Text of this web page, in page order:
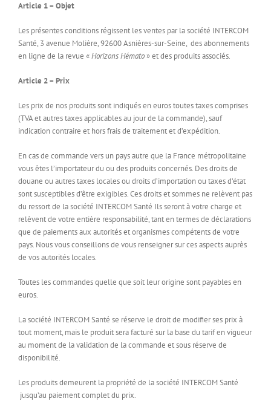
Article 1 – Objet
Les présentes conditions régissent les ventes par la société INTERCOM
Santé, 3 avenue Molière, 92600 Asnières-sur-Seine, des abonnements
en ligne de la revue «Horizons Hémato» et des produits associés.
Article 2 – Prix
Les prix de nos produits sont indiqués en euros toutes taxes comprises
(TVA et autres taxes applicables au jour de la commande), sauf
indication contraire et hors frais de traitement et d’expédition.
En cas de commande vers un pays autre que la France métropolitaine
vous êtes l’importateur du ou des produits concernés. Des droits de
douane ou autres taxes locales ou droits d’importation ou taxes d’état
sont susceptibles d’être exigibles. Ces droits et sommes ne relèvent pas
du ressort de la société INTERCOM Santé Ils seront à votre charge et
relèvent de votre entière responsabilité, tant en termes de déclarations
que de paiements aux autorités et organismes compétents de votre
pays. Nous vous conseillons de vous renseigner sur ces aspects auprès
de vos autorités locales.
Toutes les commandes quelle que soit leur origine sont payables en
euros.
La société INTERCOM Santé se réserve le droit de modifier ses prix à
tout moment, mais le produit sera facturé sur la base du tarif en vigueur
au moment de la validation de la commande et sous réserve de
disponibilité.
Les produits demeurent la propriété de la société INTERCOM Santé
jusqu’au paiement complet du prix.